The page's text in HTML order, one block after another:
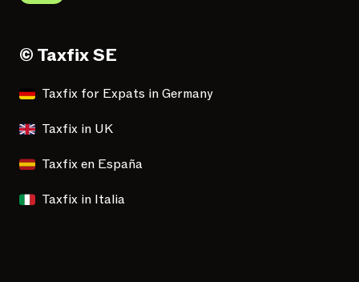
© Taxfix SE
Taxfix for Expats in Germany
Taxfix in UK
Taxfix en España
Taxfix in Italia